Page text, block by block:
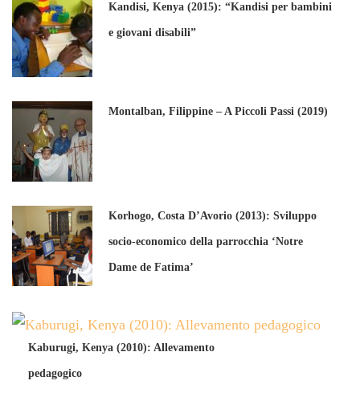
Kandisi, Kenya (2015): “Kandisi per bambini
e giovani disabili”
Montalban, Filippine – A Piccoli Passi (2019)
Korhogo, Costa D’Avorio (2013): Sviluppo
socio-economico della parrocchia ‘Notre
Dame de Fatima’
Kaburugi, Kenya (2010): Allevamento
pedagogico